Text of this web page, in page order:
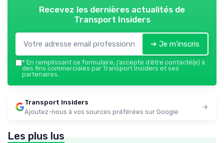
Recevez les dernières actualités de
Transport Insiders
➔ Je m'inscris
* En remplissant ce formulaire, j’accepte d’être contacté(e) à
des fins commerciales par Transport Insiders et ses
partenaires.
Transport Insiders
Ajoutez-nous à vos sources préférées sur Google
Les plus lus